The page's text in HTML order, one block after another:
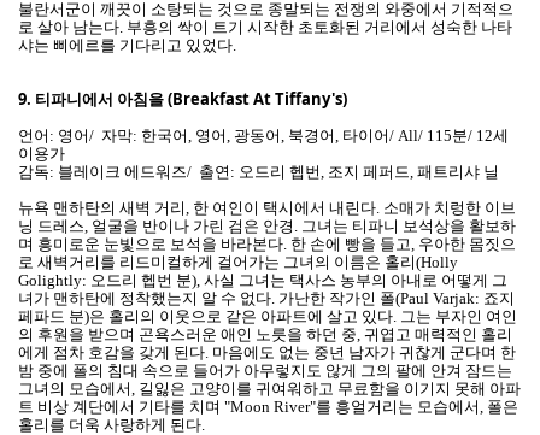
불란서군이 깨끗이 소탕되는 것으로 종말되는 전쟁의 와중에서 기적적으
로 살아 남는다. 부흥의 싹이 트기 시작한 초토화된 거리에서 성숙한 나타
샤는 삐에르를 기다리고 있었다.
9. 티파니에서 아침을 (Breakfast At Tiffany's)
언어: 영어/ 자막: 한국어, 영어, 광동어, 북경어, 타이어/ All/ 115분/ 12세
이용가
감독: 블레이크 에드워즈/ 출연: 오드리 헵번, 조지 페퍼드, 패트리샤 닐
뉴욕 맨하탄의 새벽 거리, 한 여인이 택시에서 내린다. 소매가 치렁한 이브
닝 드레스, 얼굴을 반이나 가린 검은 안경. 그녀는 티파니 보석상을 활보하
며 흥미로운 눈빛으로 보석을 바라본다. 한 손에 빵을 들고, 우아한 몸짓으
로 새벽거리를 리드미컬하게 걸어가는 그녀의 이름은 홀리(Holly
Golightly: 오드리 헵번 분), 사실 그녀는 택사스 농부의 아내로 어떻게 그
녀가 맨하탄에 정착했는지 알 수 없다. 가난한 작가인 폴(Paul Varjak: 죠지
페파드 분)은 홀리의 이웃으로 같은 아파트에 살고 있다. 그는 부자인 여인
의 후원을 받으며 곤욕스러운 애인 노릇을 하던 중, 귀엽고 매력적인 홀리
에게 점차 호감을 갖게 된다. 마음에도 없는 중년 남자가 귀찮게 군다며 한
밤 중에 폴의 침대 속으로 들어가 아무렇지도 않게 그의 팔에 안겨 잠드는
그녀의 모습에서, 길잃은 고양이를 귀여워하고 무료함을 이기지 못해 아파
트 비상 계단에서 기타를 치며 "Moon River"를 흥얼거리는 모습에서, 폴은
홀리를 더욱 사랑하게 된다.